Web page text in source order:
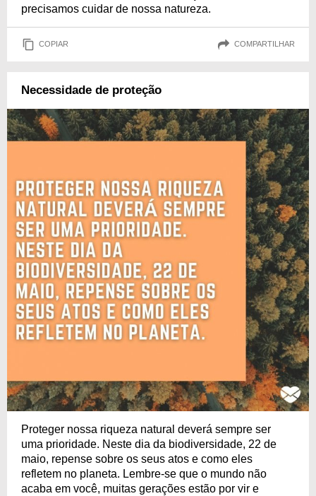
precisamos cuidar de nossa natureza.
COPIAR COMPARTILHAR
Necessidade de proteção
Proteger nossa riqueza natural deverá sempre ser
uma prioridade. Neste dia da biodiversidade, 22 de
maio, repense sobre os seus atos e como eles
refletem no planeta. Lembre-se que o mundo não
acaba em você, muitas gerações estão por vir e